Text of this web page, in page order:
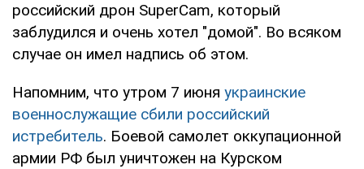
российский дрон SuperСam, который
заблудился и очень хотел "домой". Во всяком
случае он имел надпись об этом.
Напомним, что утром 7 июня украинские
военнослужащие сбили российский
истребитель. Боевой самолет оккупационной
армии РФ был уничтожен на Курском